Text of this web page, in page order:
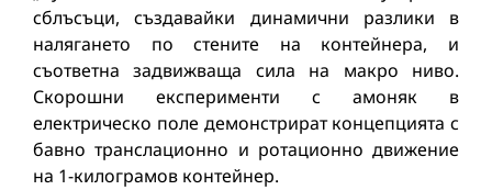
сблъсъци, създавайки динамични разлики в
налягането по стените на контейнера, и
съответна задвижваща сила на макро ниво.
Скорошни експерименти с амоняк в
електрическо поле демонстрират концепцията с
бавно транслационно и ротационно движение
на 1-килограмов контейнер.